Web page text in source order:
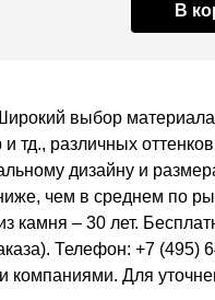
В
выбор
тд., различных
дизайну и
чем в среднем по
камня – 30 лет.
Телефон: +7 (495)
Для